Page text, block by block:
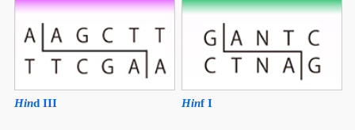
Hind III Hinf I